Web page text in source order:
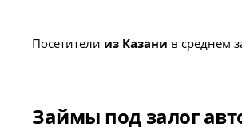
Посетители из Казани в среднем
Займы под залог